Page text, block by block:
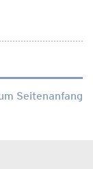
Seitenanfang